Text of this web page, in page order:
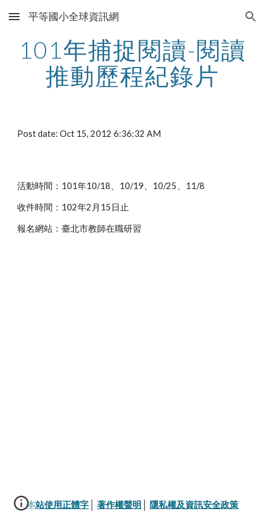
Skip to main content Skip to navigation
平等國小全球資訊網
101年捕捉閱讀-閱讀
推動歷程紀錄片
Post date: Oct 15, 2012 6:36:32 AM
活動時間：101年10/18、10/19、10/25、11/8
收件時間：102年2月15日止
報名網站：臺北市教師在職研習
本站使用正體字 著作權聲明 隱私權及資訊安全政策